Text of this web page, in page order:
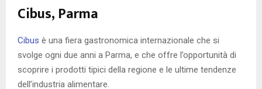
Cibus, Parma
Cibus è una fiera gastronomica internazionale che si
svolge ogni due anni a Parma, e che offre l’opportunità di
scoprire i prodotti tipici della regione e le ultime tendenze
dell’industria alimentare.